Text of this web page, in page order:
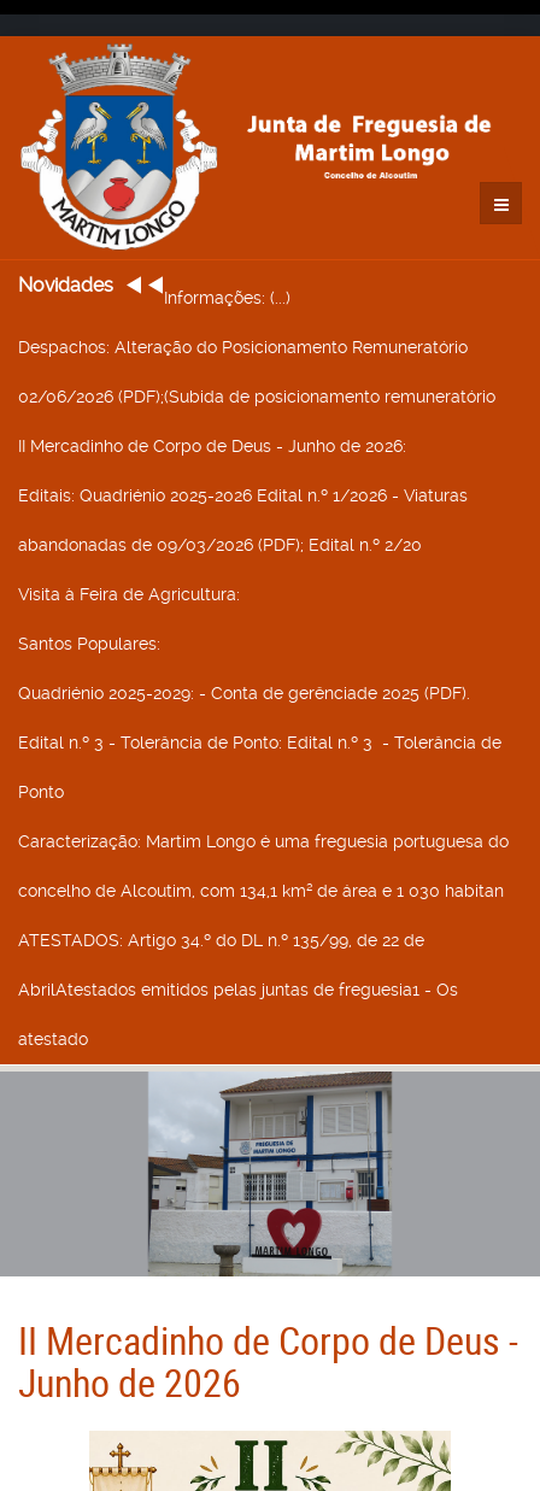
Novidades
Informações: (...)
Despachos: Alteração do Posicionamento Remuneratório
02/06/2026 (PDF);(Subida de posicionamento remuneratório
II Mercadinho de Corpo de Deus - Junho de 2026:
Editais: Quadriénio 2025-2026 Edital n.º 1/2026 - Viaturas
abandonadas de 09/03/2026 (PDF); Edital n.º 2/20
Visita à Feira de Agricultura:
Santos Populares:
Quadriénio 2025-2029: - Conta de gerênciade 2025 (PDF).
Edital n.º 3 - Tolerância de Ponto: Edital n.º 3 - Tolerância de
Ponto
Caracterização: Martim Longo é uma freguesia portuguesa do
concelho de Alcoutim, com 134,1 km² de área e 1 030 habitan
ATESTADOS: Artigo 34.º do DL n.º 135/99, de 22 de
AbrilAtestados emitidos pelas juntas de freguesia1 - Os
atestado
II Mercadinho de Corpo de Deus -
Junho de 2026